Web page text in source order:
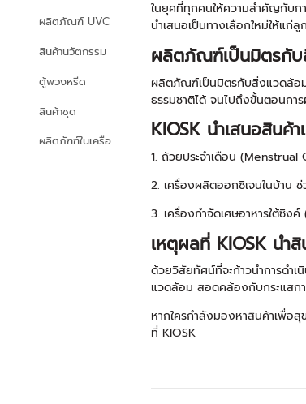
ผลิตภัณฑ์ UVC
สินค้านวัตกรรม
ตู้พวงหรีด
สินค้าชุด
ผลิตภัฑฑ์ในเครือ
ในยุคที่ทุกคนให้ความสำคัญกับก
นำเสนอเป็นทางเลือกใหม่ให้แก่ลู
ผลิตภัณฑ์เป็นมิตรกับ
ผลิตภัณฑ์เป็นมิตรกับสิ่งแวดล้อม
ธรรมชาติได้ จนไปถึงขั้นตอนก
KIOSK นำเสนอสินค้
1. ถ้วยประจำเดือน
2. เครื่องผลิตออกซิเจนในบ้าน
3. เครื่องกำจัดเศษอาหารใต้ซิ
เหตุผลที่ KIOSK นำสิ
ด้วยวิสัยทัศน์ที่จะก้าวนำการดำ
แวดล้อม สอดคล้องกับกระแสก
หากใครกำลังมองหาสินค้าเพื่อ
ที่ KIOSK